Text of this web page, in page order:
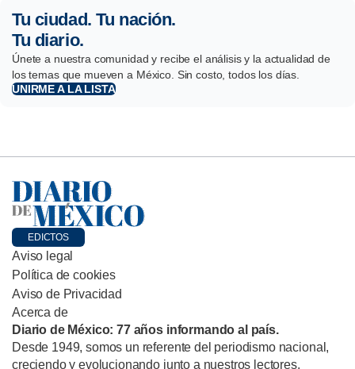
Tu ciudad. Tu nación.
Tu diario.
Únete a nuestra comunidad y recibe el análisis y la actualidad de
los temas que mueven a México. Sin costo, todos los días.
UNIRME A LA LISTA
EDICTOS
Aviso legal
Política de cookies
Aviso de Privacidad
Acerca de
Diario de México: 77 años informando al país.
Desde 1949, somos un referente del periodismo nacional,
creciendo y evolucionando junto a nuestros lectores.